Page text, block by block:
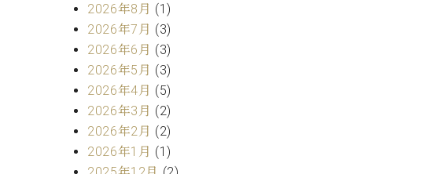
2026年8月 (1)
2026年7月 (3)
2026年6月 (3)
2026年5月 (3)
2026年4月 (5)
2026年3月 (2)
2026年2月 (2)
2026年1月 (1)